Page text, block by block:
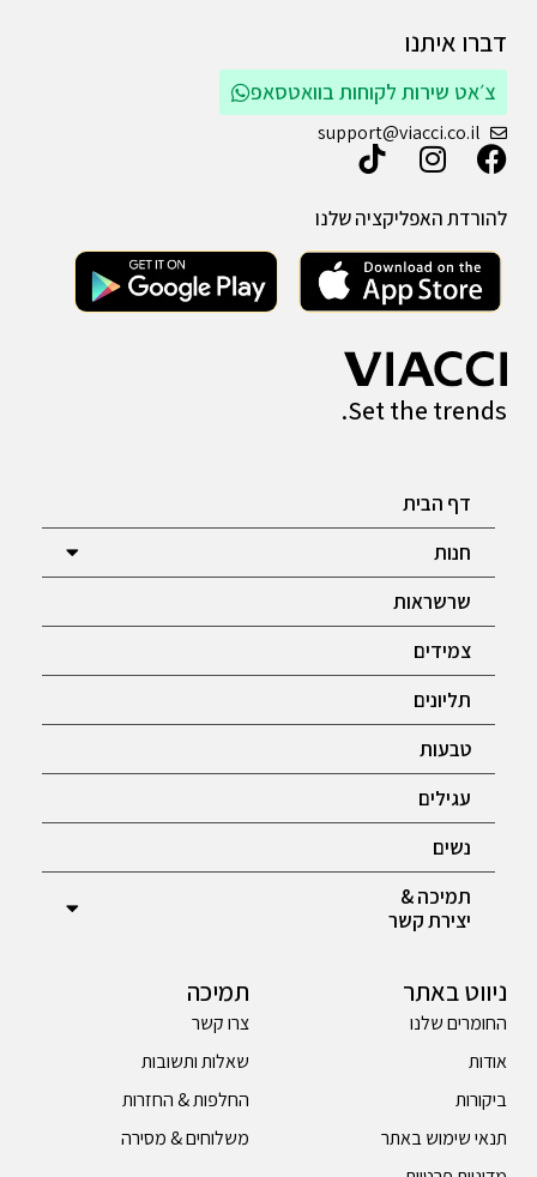
דברו איתנו
צ׳אט שירות לקוחות בוואטסאפ
support@viacci.co.il
להורדת האפליקציה שלנו
Set the trends.
דף הבית
חנות
שרשראות
צמידים
תליונים
טבעות
עגילים
נשים
תמיכה &
יצירת קשר
ניווט באתר
החומרים שלנו
אודות
ביקורות
תנאי שימוש באתר
תמיכה
צרו קשר
שאלות ותשובות
החלפות & החזרות
משלוחים & מסירה